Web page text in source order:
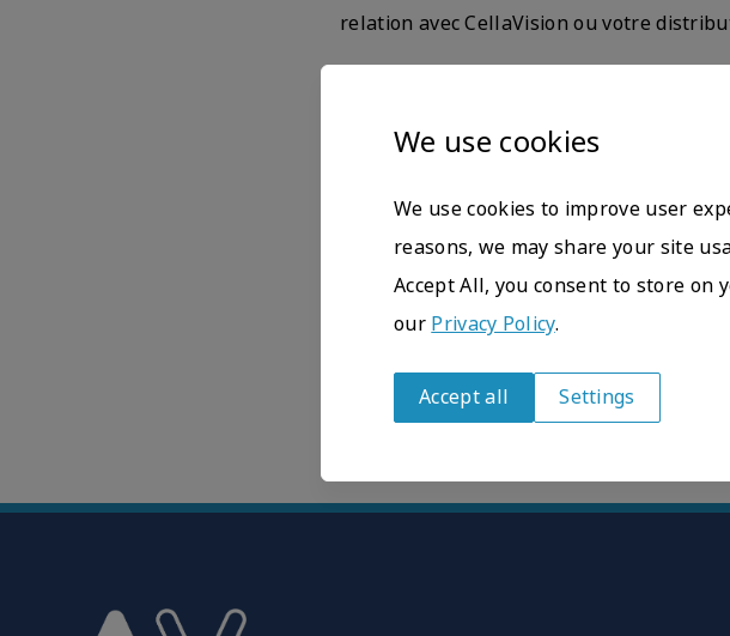
relation avec CellaVision ou votre
Email :sylvie.belosevic@cellavision.com
Téléphone : +33 6 72 26 71 29
Division Réactifs :
Email :commercial@cellavision.com
Téléphone: +33 5 57 96 04 04
We use cookies
We use cookies to improve user
reasons, we may share your site
Accept All, you consent to store on
our Privacy Policy.
Accept all
Settings